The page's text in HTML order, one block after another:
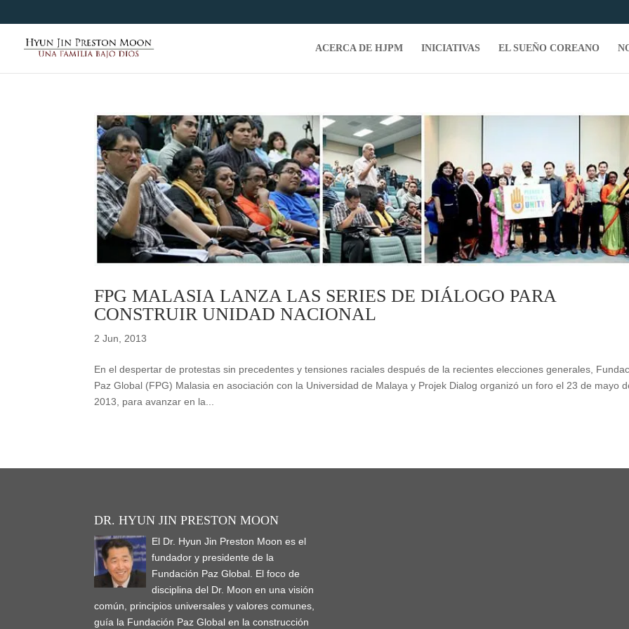
ACERCA DE HJPM INICIATIVAS EL SUEÑO COREANO
FPG MALASIA LANZA LAS SERIES DE DIÁLOGO PARA
CONSTRUIR UNIDAD NACIONAL
2 Jun, 2013
En el despertar de protestas sin precedentes y tensiones raciales después de la recientes elecciones generales,
Paz Global (FPG) Malasia en asociación con la Universidad de Malaya y Projek Dialog organizó un foro el 23 de mayo
2013, para avanzar en la...
DR. HYUN JIN PRESTON MOON
El Dr. Hyun Jin Preston Moon es el
fundador y presidente de la
Fundación Paz Global. El foco de
disciplina del Dr. Moon en una visión
común, principios universales y valores comunes,
guía la Fundación Paz Global en la construcción